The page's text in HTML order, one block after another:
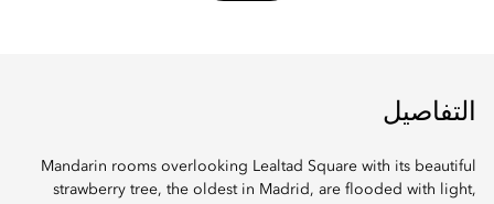
التفاصيل
Mandarin rooms overlooking Lealtad Square with its beautiful
strawberry tree, the oldest in Madrid, are flooded with light,